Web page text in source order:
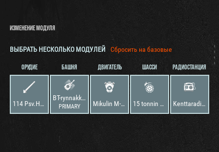
ИЗМЕНЕНИЕ МОДУЛЯ
ВЫБРАТЬ НЕСКОЛЬКО МОДУЛЕЙ Сбросить на базовые
ОРУДИЕ
114 Psv.H/18
БАШНЯ
BT-rynnakkotykki
PRIMARY
ДВИГАТЕЛЬ
Mikulin M-17T
ШАССИ
15 tonnin BT-42
РАДИОСТАНЦИЯ
Kenttaradiosema P-12-7